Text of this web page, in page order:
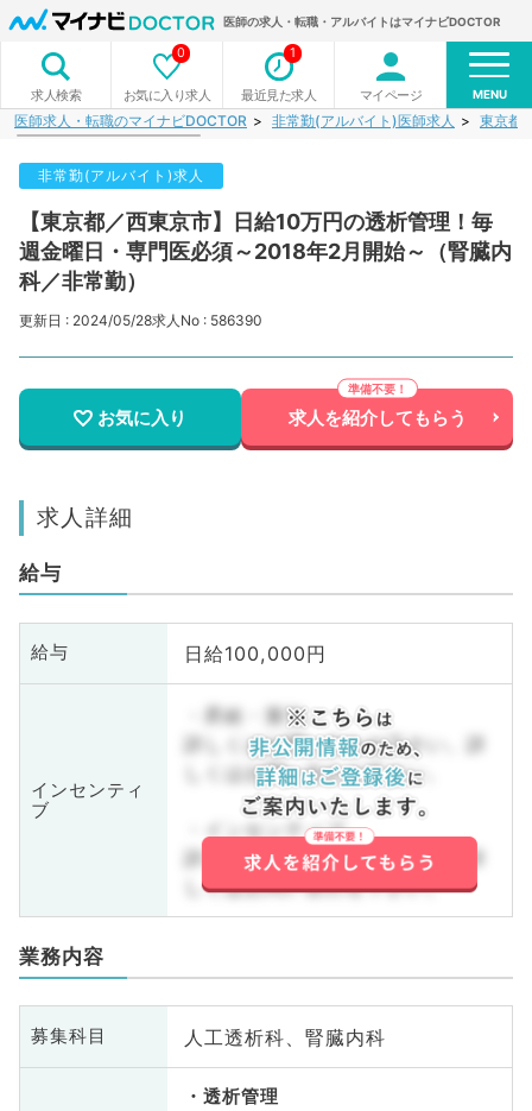
医師の求人・転職・アルバイトはマイナビDOCTOR
求人検索 お気に入り求人
0
最近見た求人
1
マイページ MENU
医師求人・転職のマイナビDOCTOR 非常勤(アルバイト)医師求人 東京都
非常勤(アルバイト)求人
【東京都／西東京市】日給10万円の透析管理！毎
週金曜日・専門医必須～2018年2月開始～（腎臓内
科／非常勤）
更新日 : 2024/05/28求人No : 586390
お気に入り 求人を紹介してもらう
求人詳細
給与
給与 日給100,000円
インセンティ
ブ
・昇給・賞与
詳しくはお問い合わせ下さい。詳
しくはお問い合わせ下さい。
・インセンティブ
詳しくはお問い合わせ下さい。詳
しくはお問い合わせ下さい。
業務内容
募集科目 人工透析科、腎臓内科
透析管理